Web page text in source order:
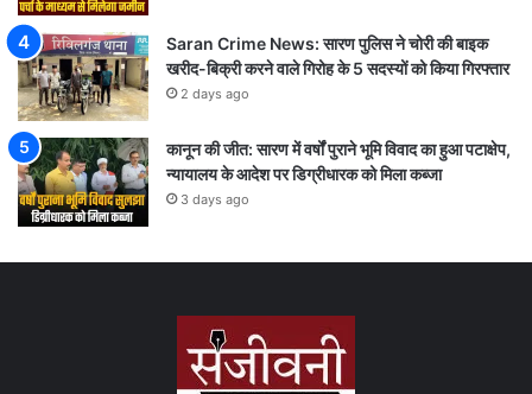
Saran Crime News: सारण पुलिस ने चोरी की बाइक
खरीद-बिक्री करने वाले गिरोह के 5 सदस्यों को किया गिरफ्तार
2 days ago
कानून की जीत: सारण में वर्षों पुराने भूमि विवाद का हुआ पटाक्षेप,
न्यायालय के आदेश पर डिग्रीधारक को मिला कब्जा
3 days ago